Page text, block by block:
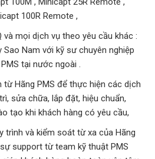
100R Remote ,
và mọi dịch vụ theo yêu cầu khác :
Nam với kỹ sư chuyên nghiệp
tại nước ngoài .
từ Hãng PMS để thực hiện các dịch
sửa chữa, lắp đặt, hiệu chuẩn,
tạo khi khách hàng có yêu cầu,
trình và kiểm soát từ xa của Hãng
support từ team kỹ thuật PMS